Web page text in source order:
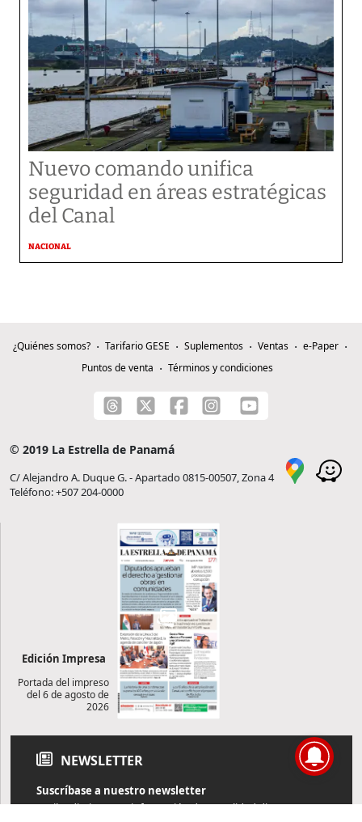
Nuevo comando unifica
seguridad en áreas estratégicas
del Canal
NACIONAL
¿Quiénes somos? Tarifario GESE Suplementos Ventas
e-Paper
Puntos de venta
Términos y condiciones
© 2019 La Estrella de Panamá
C/ Alejandro A. Duque G. - Apartado 0815-00507, Zona 4
Teléfono: +507 204-0000
Edición Impresa
Portada del impreso
del 6 de agosto de
2026
NEWSLETTER
Suscríbase a nuestro newsletter
Reciba diariamente información de actualidad directamente en